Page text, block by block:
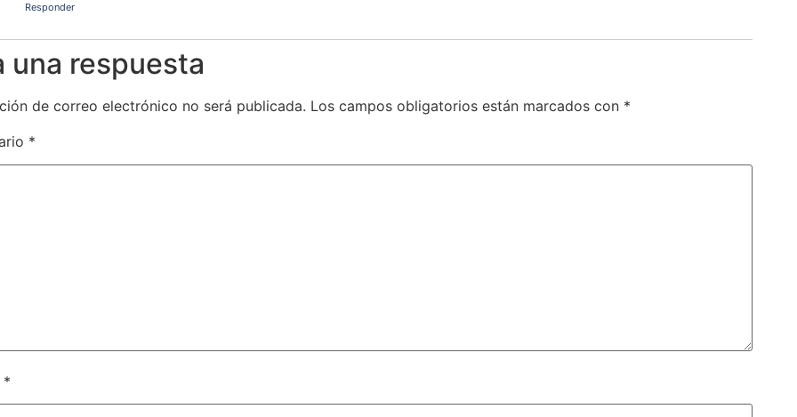
Responder
una respuesta
de correo electrónico no será publicada. Los campos obligatorios están marcados con *
*
*